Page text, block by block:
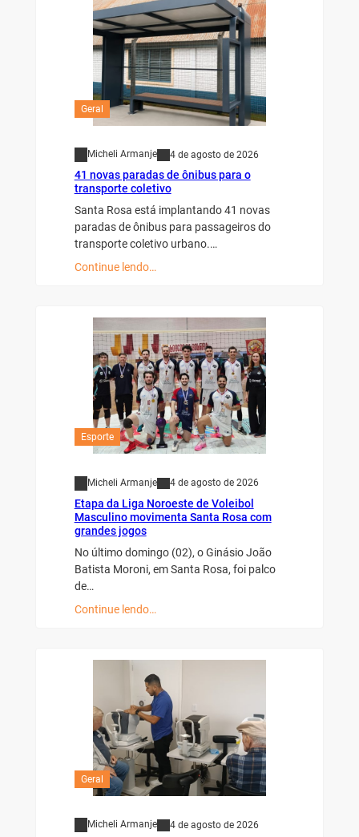
Geral
Micheli Armanje 4 de agosto de 2026
41 novas paradas de ônibus para o
transporte coletivo
Santa Rosa está implantando 41 novas
paradas de ônibus para passageiros do
transporte coletivo urbano.…
Continue lendo…
Esporte
Micheli Armanje 4 de agosto de 2026
Etapa da Liga Noroeste de Voleibol
Masculino movimenta Santa Rosa com
grandes jogos
No último domingo (02), o Ginásio João
Batista Moroni, em Santa Rosa, foi palco
de…
Continue lendo…
Geral
Micheli Armanje 4 de agosto de 2026